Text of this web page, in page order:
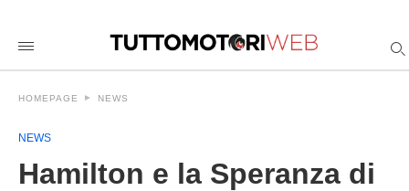
/2026/05/24/hamilton-
la-
gp-
come-
HOMEPAGE NEWS
NEWS
Hamilton e la Speranza di